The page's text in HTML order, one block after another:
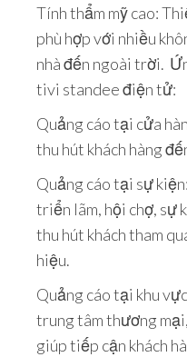
Tính thẩm mỹ cao:
phù hợp với nhiều
nhà đến ngoài trời.
tivi standee điện tử:
Quảng cáo tại cửa
thu hút khách hàng
Quảng cáo tại sự
triển lãm, hội chợ, sự
thu hút khách tham
hiệu.
Quảng cáo tại khu
trung tâm thương
giúp tiếp cận khách